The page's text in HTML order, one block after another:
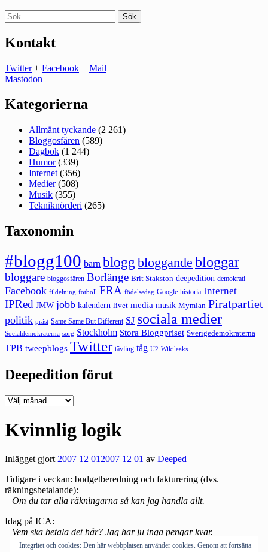
Sök
efter:
Kontakt
Twitter+ Facebook + Mail
Mastodon
Kategorierna
Allmänt tyckande (2 261)
Bloggosfären (589)
Dagbok (1 244)
Humor(339)
Internet (356)
Medier(508)
Musik (355)
Tekniknörderi (265)
Taxonomin
#blogg100 barn blogg bloggande bloggar
bloggare bloggosfären Borlänge Brit Stakston deepedition demokrati
Facebook fildelning fotboll FRA födelsedag Google historia Internet
IPRed JMW jobb kalendern livet media musik Mymlan Piratpartiet
politik präst Same Same But Different SJ sociala medier
Socialdemokraterna sorg Stockholm Stora Bloggpriset Sverigedemokraterna
TPB tweepblogs Twitter tävling tåg U2 Wikileaks
Deepedition förut
Deepedition
Kvinnlig logik
Inlägget gjort2007 12 012007 12 01 av Deeped
Tidigare i veckan: budgetberedning och fakturering (dvs.
räkningsbetalande):
– Om du tar alla räkningarna så kan jag handla allt.
Idag på ICA:
– Vem ska betala det här? Jag har ju inga pengar kvar.
– Det får du göra. Det är ju ditt kort vi använt.
Integritet och cookies: Den här webbplatsen använder cookies. Genom att fortsätta